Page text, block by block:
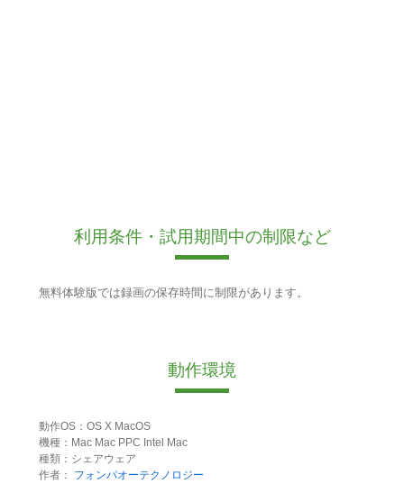
利用条件・試用期間中の制限など
無料体験版では録画の保存時間に制限があります。
動作環境
動作OS：OS X MacOS
機種：Mac Mac PPC Intel Mac
種類：シェアウェア
作者：
フォンパオーテクノロジー